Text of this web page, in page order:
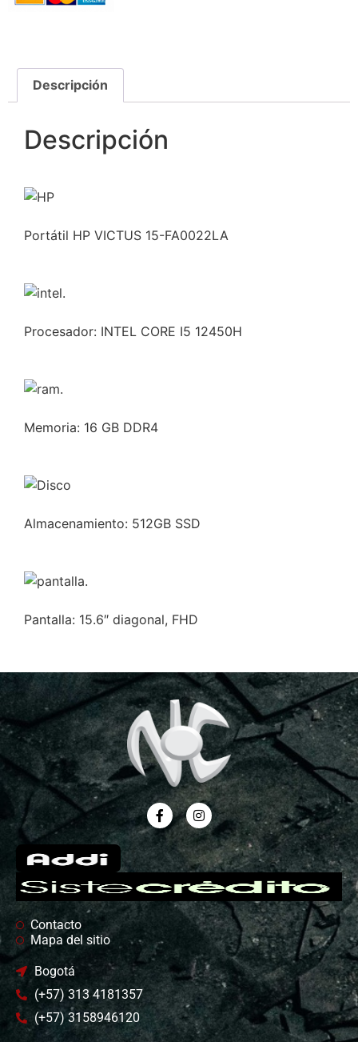
Descripción
Descripción
Portátil HP VICTUS 15-FA0022LA
Procesador: INTEL CORE I5 12450H
Memoria: 16 GB DDR4
Almacenamiento: 512GB SSD
Pantalla: 15.6″ diagonal, FHD
Contacto
Mapa del sitio
Bogotá
(+57) 313 4181357
(+57) 3158946120